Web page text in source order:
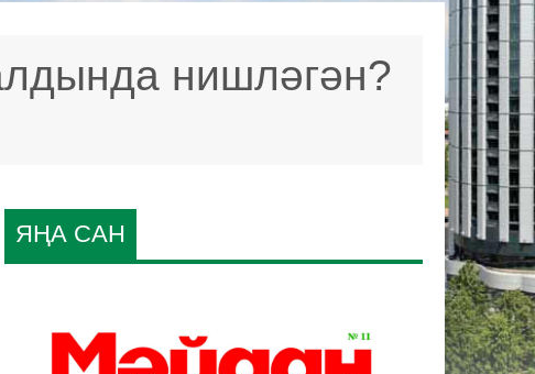
нишләгән?
ЯҢА САН